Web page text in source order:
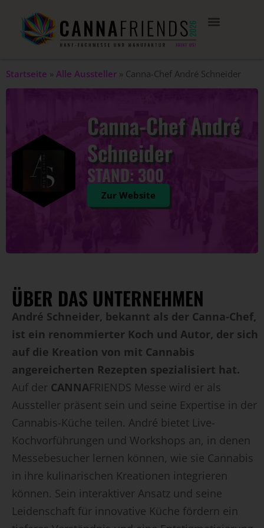
Startseite » Alle Aussteller » Canna-Chef André Schneider
Canna-Chef André
Schneider
STAND: 300
Zur Website
ÜBER DAS UNTERNEHMEN
André Schneider, bekannt als der Canna-Chef,
ist ein renommierter Koch und Autor, der sich
auf die Kreation von mit Cannabis
angereicherten Rezepten spezialisiert hat.
Auf der CANNAFRIENDS Messe wird er als
Aussteller präsent sein und seine Expertise in der
Cannabis-Küche teilen. André bietet Live-
Kochvorführungen und Workshops an, in denen
Messebesucher lernen können, wie sie Cannabis
in ihre kulinarischen Kreationen integrieren
können. Sein interaktiver Ansatz und seine
Leidenschaft für innovative Küche fördern ein